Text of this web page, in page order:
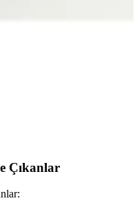
nano mat ekran
görüntü kalitesi ve
Çıkanlar